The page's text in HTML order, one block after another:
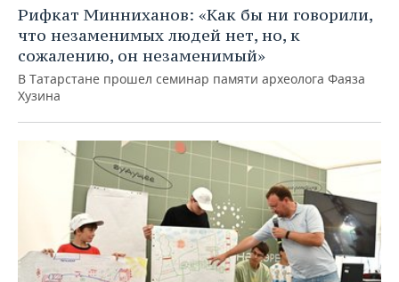
Рифкат Минниханов: «Как бы ни говорили,
что незаменимых людей нет, но, к
сожалению, он незаменимый»
В Татарстане прошел семинар памяти археолога Фаяза
Хузина